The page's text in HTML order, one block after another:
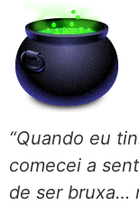
“Quando eu
comecei a
de ser bruxa…